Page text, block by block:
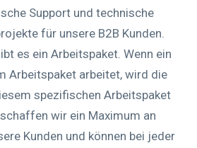
Support und technische
für unsere B2B Kunden.
es ein Arbeitspaket. Wenn ein
Arbeitspaket arbeitet, wird die
spezifischen Arbeitspaket
wir ein Maximum an
Kunden und können bei jeder